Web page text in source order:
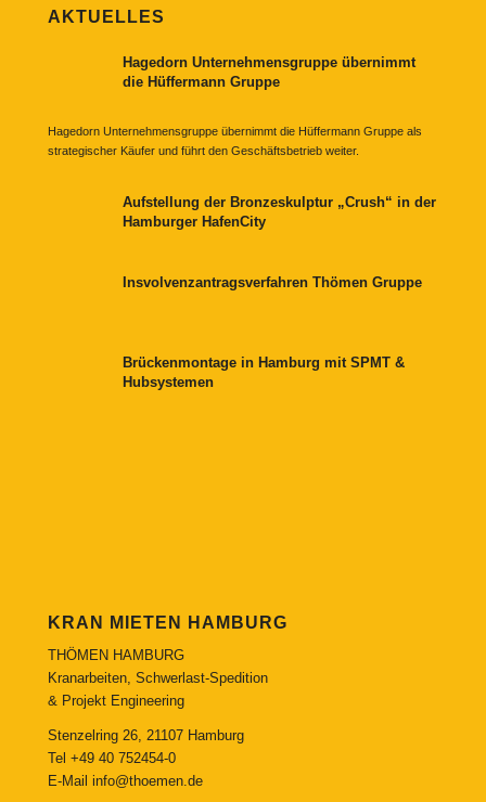
AKTUELLES
Hagedorn Unternehmensgruppe übernimmt
die Hüffermann Gruppe
Hagedorn Unternehmensgruppe übernimmt die Hüffermann Gruppe als
strategischer Käufer und führt den Geschäftsbetrieb weiter.
Aufstellung der Bronzeskulptur „Crush“ in der
Hamburger HafenCity
Insvolvenzantragsverfahren Thömen Gruppe
Brückenmontage in Hamburg mit SPMT &
Hubsystemen
KRAN MIETEN HAMBURG
THÖMEN HAMBURG
Kranarbeiten, Schwerlast-Spedition
& Projekt Engineering
Stenzelring 26, 21107 Hamburg
Tel +49 40 752454-0
E-Mail info@thoemen.de